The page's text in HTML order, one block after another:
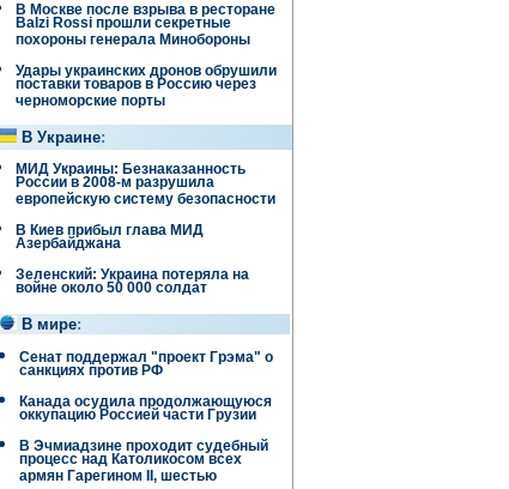
В Москве после взрыва в ресторане
Balzi Rossi прошли секретные
похороны генерала Минобороны
Удары украинских дронов обрушили
поставки товаров в Россию через
черноморские порты
В Украине:
МИД Украины: Безнаказанность
России в 2008-м разрушила
европейскую систему безопасности
В Киев прибыл глава МИД
Азербайджана
Зеленский: Украина потеряла на
войне около 50 000 солдат
В мире:
Сенат поддержал "проект Грэма" о
санкциях против РФ
Канада осудила продолжающуюся
оккупацию Россией части Грузии
В Эчмиадзине проходит судебный
процесс над Католикосом всех
армян Гарегином II, шестью